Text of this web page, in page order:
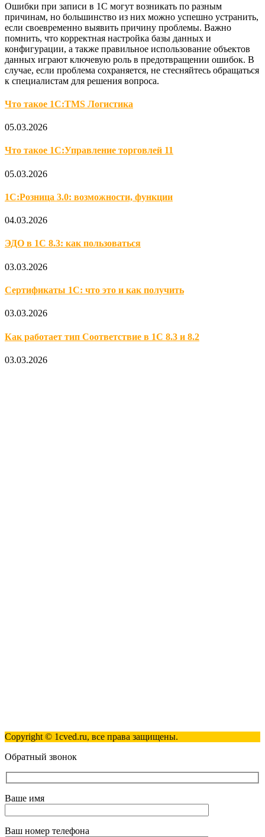
Ошибки при записи в 1С могут возникать по разным
причинам, но большинство из них можно успешно устранить,
если своевременно выявить причину проблемы. Важно
помнить, что корректная настройка базы данных и
конфигурации, а также правильное использование объектов
данных играют ключевую роль в предотвращении ошибок. В
случае, если проблема сохраняется, не стесняйтесь обращаться
к специалистам для решения вопроса.
Что такое 1С:TMS Логистика
05.03.2026
Что такое 1С:Управление торговлей 11
05.03.2026
1С:Розница 3.0: возможности, функции
04.03.2026
ЭДО в 1С 8.3: как пользоваться
03.03.2026
Сертификаты 1С: что это и как получить
03.03.2026
Как работает тип Соответствие в 1С 8.3 и 8.2
03.03.2026
Copyright © 1cved.ru, все права защищены.
Обратный звонок
Ваше имя
Ваш номер телефона